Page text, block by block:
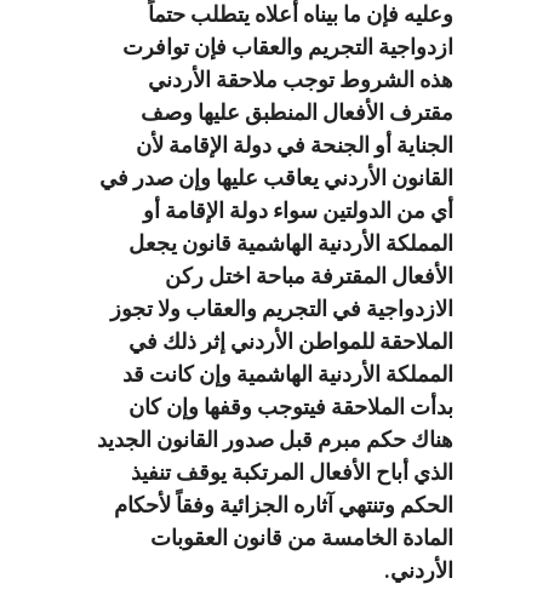
وعليه فإن ما بيناه أعلاه يتطلب حتماً
ازدواجية التجريم والعقاب فإن توافرت
هذه الشروط توجب ملاحقة الأردني
مقترف الأفعال المنطبق عليها وصف
الجناية أو الجنحة في دولة الإقامة لأن
القانون الأردني يعاقب عليها وإن صدر في
أي من الدولتين سواء دولة الإقامة أو
المملكة الأردنية الهاشمية قانون يجعل
الأفعال المقترفة مباحة اختل ركن
الازدواجية في التجريم والعقاب ولا تجوز
الملاحقة للمواطن الأردني إثر ذلك في
المملكة الأردنية الهاشمية وإن كانت قد
بدأت الملاحقة فيتوجب وقفها وإن كان
هناك حكم مبرم قبل صدور القانون الجديد
الذي أباح الأفعال المرتكبة يوقف تنفيذ
الحكم وتنتهي آثاره الجزائية وفقاً لأحكام
المادة الخامسة من قانون العقوبات
الأردني.